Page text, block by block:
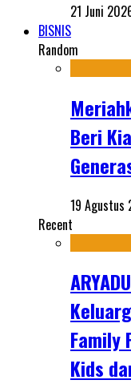
21 Juni
BISNIS
Random
Beri
19 Agustus
Recent
Family
Kids